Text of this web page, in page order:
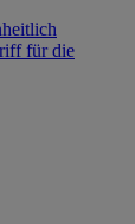
für die